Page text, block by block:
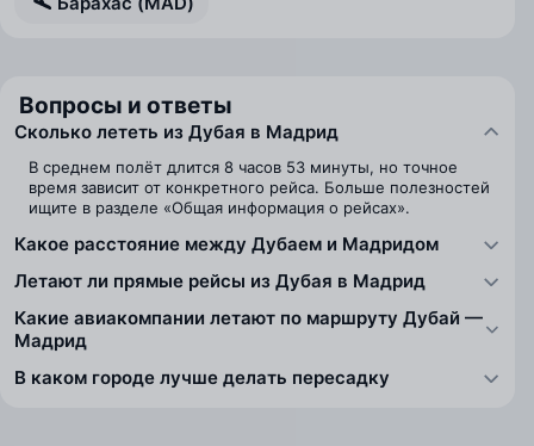
Вопросы и ответы
Сколько лететь из Дубая в Мадрид
В среднем полёт длится 8 часов 53 минуты, но точное
время зависит от конкретного рейса. Больше полезностей
ищите в разделе «Общая информация о рейсах».
Какое расстояние между Дубаем и Мадридом
Летают ли прямые рейсы из Дубая в Мадрид
Какие авиакомпании летают по маршруту Дубай —
Мадрид
В каком городе лучше делать пересадку